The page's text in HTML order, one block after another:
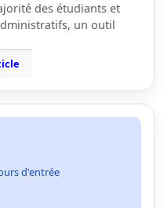
des étudiants et
un outil
d'entrée